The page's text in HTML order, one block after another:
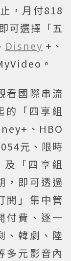
，月付818
可選擇「五
Disney +、
。
看國際串流
的「四享組
、HBO
元、限時
「四享組
，即可透過
閱」集中管
付費、逐一
、韓劇、陸
多元影音內